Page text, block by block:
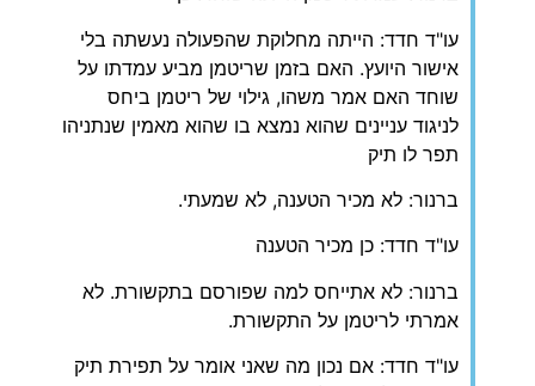
עו"ד חדד: הייתה מחלוקת שהפעולה נעשתה בלי
אישור היועץ. האם בזמן שריטמן מביע עמדתו על
שוחד האם אמר משהו, גילוי של ריטמן ביחס
לניגוד עניינים שהוא נמצא בו שהוא מאמין שנתניהו
תפר לו תיק
ברנור: לא מכיר הטענה, לא שמעתי.
עו"ד חדד: כן מכיר הטענה
ברנור: לא אתייחס למה שפורסם בתקשורת. לא
אמרתי לריטמן על התקשורת.
עו"ד חדד: אם נכון מה שאני אומר על תפירת תיק